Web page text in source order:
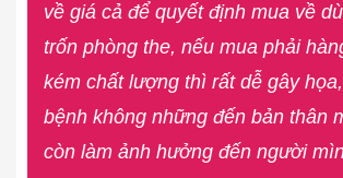
về giá cả để quyết định mua về
trốn phòng the, nếu mua phải
kém chất lượng thì rất dễ gây
bệnh không những đến bản thân
còn làm ảnh hưởng đến người